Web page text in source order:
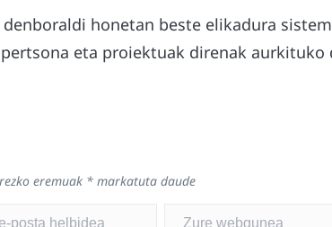
honetan beste elikadura
eta proiektuak direnak aurkituko
eremuak * markatuta daude